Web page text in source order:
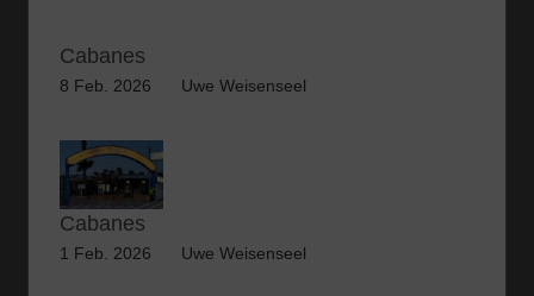
Cabanes
8 Feb. 2026 Uwe Weisenseel
Cabanes
1 Feb. 2026 Uwe Weisenseel